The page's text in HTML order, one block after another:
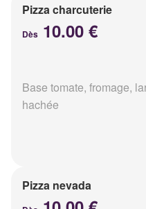
Pizza charcuterie
Dès 10.00 €
Base tomate, fromage,
hachée
Pizza nevada